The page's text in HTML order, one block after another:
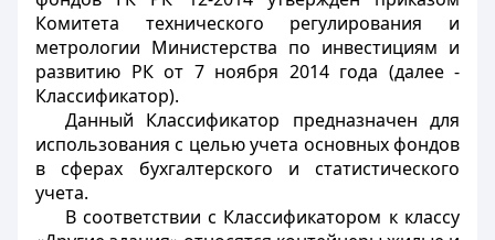
Комитета технического регулирования и
метрологии Министерства по инвестициям и
развитию РК от 7 ноября 2014 года (далее -
Классификатор).
Данный Классификатор предназначен для
использования с целью учета основных фондов
в сферах бухгалтерского и статистического
учета.
В соответствии с Классификатором к классу